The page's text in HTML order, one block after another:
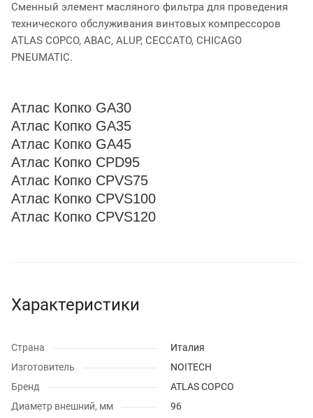
Сменный элемент масляного фильтра для проведения
технического обслуживания винтовых компрессоров
ATLAS COPCO, ABAC, ALUP, CECCATO, CHICAGO
PNEUMATIC.
Атлас Копко GA30
Атлас Копко GA35
Атлас Копко GA45
Атлас Копко CPD95
Атлас Копко CPVS75
Атлас Копко CPVS100
Атлас Копко CPVS120
Характеристики
Страна
Италия
Изготовитель
NOITECH
Бренд
ATLAS COPCO
Диаметр внешний, мм
96